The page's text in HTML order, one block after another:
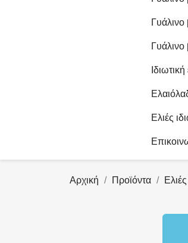
Γυάλινο
Γυάλινο
Ιδιωτική
Ελιές
Αρχική Προϊόντα Ελιές